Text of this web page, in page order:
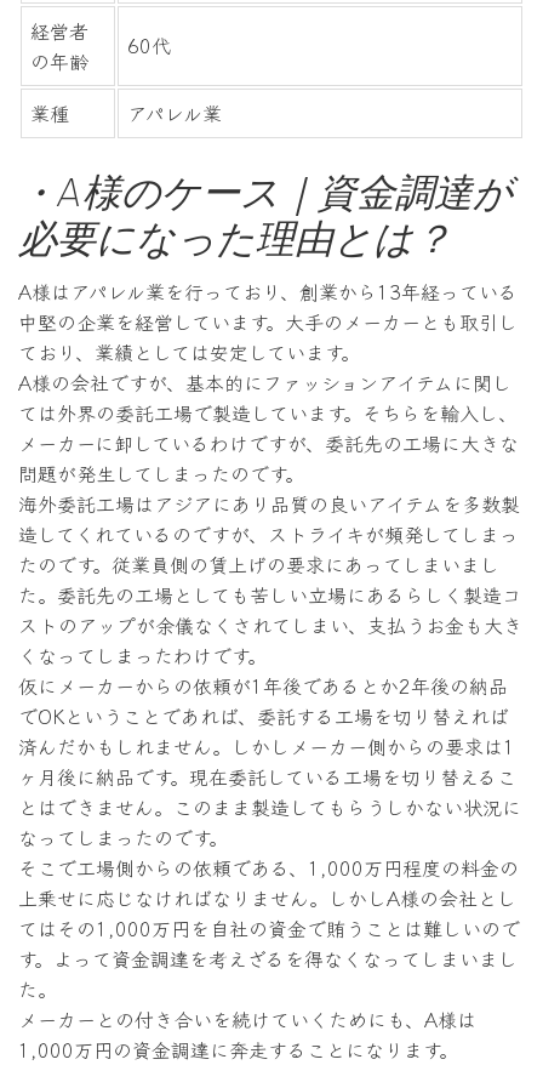
経営者
の年齢
60代
業種 アパレル業
・A様のケース｜資金調達が
必要になった理由とは？
A様はアパレル業を行っており、創業から13年経っている
中堅の企業を経営しています。大手のメーカーとも取引し
ており、業績としては安定しています。
A様の会社ですが、基本的にファッションアイテムに関し
ては外界の委託工場で製造しています。そちらを輸入し、
メーカーに卸しているわけですが、委託先の工場に大きな
問題が発生してしまったのです。
海外委託工場はアジアにあり品質の良いアイテムを多数製
造してくれているのですが、ストライキが頻発してしまっ
たのです。従業員側の賃上げの要求にあってしまいまし
た。委託先の工場としても苦しい立場にあるらしく製造コ
ストのアップが余儀なくされてしまい、支払うお金も大き
くなってしまったわけです。
仮にメーカーからの依頼が1年後であるとか2年後の納品
でOKということであれば、委託する工場を切り替えれば
済んだかもしれません。しかしメーカー側からの要求は1
ヶ月後に納品です。現在委託している工場を切り替えるこ
とはできません。このまま製造してもらうしかない状況に
なってしまったのです。
そこで工場側からの依頼である、1,000万円程度の料金の
上乗せに応じなければなりません。しかしA様の会社とし
てはその1,000万円を自社の資金で賄うことは難しいので
す。よって資金調達を考えざるを得なくなってしまいまし
た。
メーカーとの付き合いを続けていくためにも、A様は
1,000万円の資金調達に奔走することになります。